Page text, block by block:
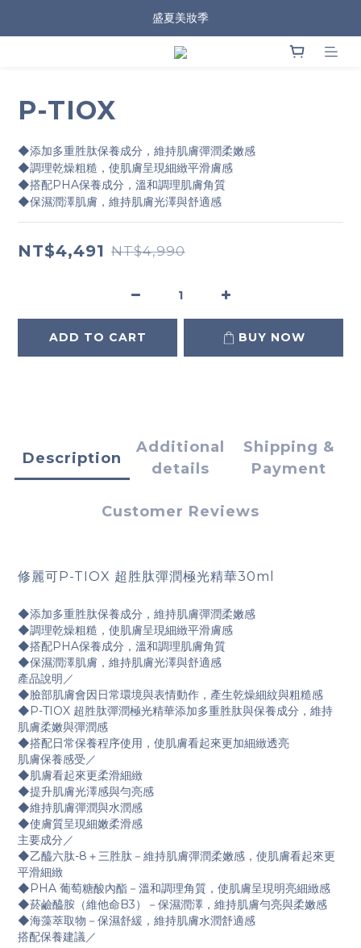
盛夏美妝季
P-TIOX
◆添加多重胜肽保養成分，維持肌膚彈潤柔嫩感
◆調理乾燥粗糙，使肌膚呈現細緻平滑膚感
◆搭配PHA保養成分，溫和調理肌膚角質
◆保濕潤澤肌膚，維持肌膚光澤與舒適感
NT$4,491 NT$4,990
ADD TO CART BUY NOW
Description
Additional
details
Shipping &
Payment
Customer Reviews
修麗可P-TIOX 超胜肽彈潤極光精華30ml
◆添加多重胜肽保養成分，維持肌膚彈潤柔嫩感
◆調理乾燥粗糙，使肌膚呈現細緻平滑膚感
◆搭配PHA保養成分，溫和調理肌膚角質
◆保濕潤澤肌膚，維持肌膚光澤與舒適感
產品說明／
◆臉部肌膚會因日常環境與表情動作，產生乾燥細紋與粗糙感
◆P-TIOX 超胜肽彈潤極光精華添加多重胜肽與保養成分，維持
肌膚柔嫩與彈潤感
◆搭配日常保養程序使用，使肌膚看起來更加細緻透亮
肌膚保養感受／
◆肌膚看起來更柔滑細緻
◆提升肌膚光澤感與勻亮感
◆維持肌膚彈潤與水潤感
◆使膚質呈現細嫩柔滑感
主要成分／
◆乙醯六肽-8＋三胜肽－維持肌膚彈潤柔嫩感，使肌膚看起來更
平滑細緻
◆PHA 葡萄糖酸內酯－溫和調理角質，使肌膚呈現明亮細緻感
◆菸鹼醯胺（維他命B3）－保濕潤澤，維持肌膚勻亮與柔嫩感
◆海藻萃取物－保濕舒緩，維持肌膚水潤舒適感
搭配保養建議／